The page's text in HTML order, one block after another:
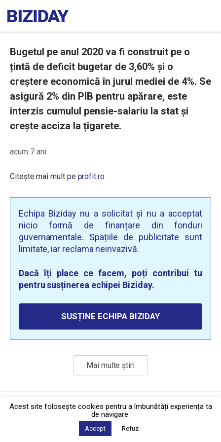
Bugetul pe anul 2020 va fi construit pe o
țintă de deficit bugetar de 3,60% și o
creștere economică în jurul mediei de 4%. Se
asigură 2% din PIB pentru apărare, este
interzis cumulul pensie-salariu la stat și
crește acciza la țigarete.
acum 7 ani
Citește mai mult pe profit.ro
Echipa Biziday nu a solicitat și nu a acceptat
nicio formă de finanțare din fonduri
guvernamentale. Spațiile de publicitate sunt
limitate, iar reclama neinvazivă.
Dacă îți place ce facem, poți contribui tu
pentru susținerea echipei Biziday.
SUSȚINE ECHIPA BIZIDAY
Mai multe știri
Politica de confidențialitate·Contact
2026 © Biziday
Acest site foloseşte cookies pentru a îmbunătăți experiența ta
de navigare.
Accept Refuz